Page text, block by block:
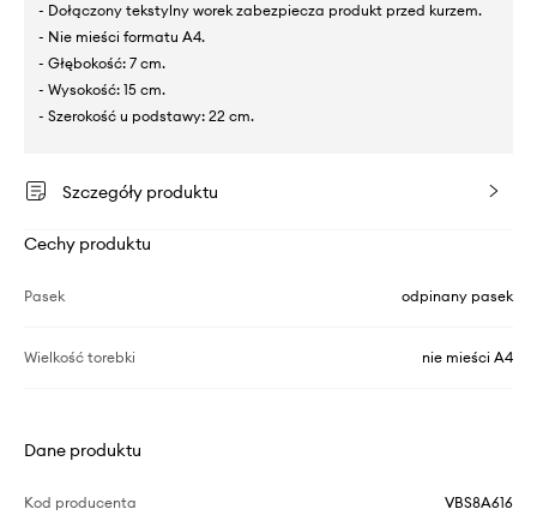
- Dołączony tekstylny worek zabezpiecza produkt przed kurzem.
- Nie mieści formatu A4.
- Głębokość: 7 cm.
- Wysokość: 15 cm.
- Szerokość u podstawy: 22 cm.
Szczegóły produktu
Cechy produktu
Pasek odpinany pasek
Wielkość torebki nie mieści A4
Dane produktu
Kod producenta VBS8A616